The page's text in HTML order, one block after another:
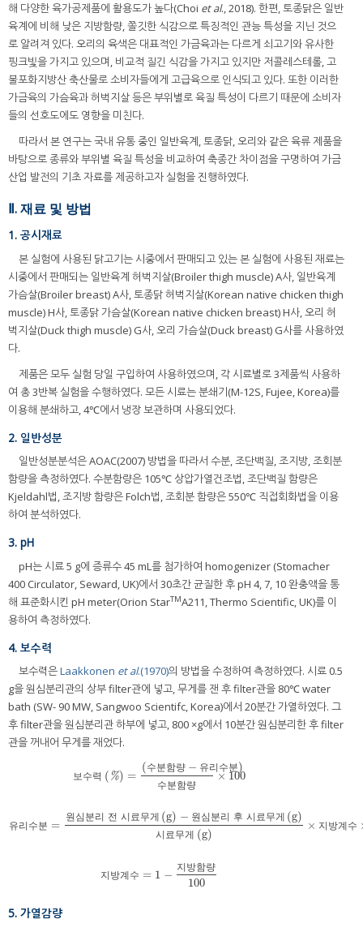
해 다양한 육가공제품에 활용도가 높다(Choi et al., 2018). 한편, 토종닭은 일반
육계에 비해 낮은 지방함량, 쫄깃한 식감으로 특징적인 관능 특성을 지닌 것으
로 알려져 있다. 오리의 육색은 대표적인 가금육과는 다르게 쇠고기와 유사한
핑크빛을 가지고 있으며, 비교적 질긴 식감을 가지고 있지만 저콜레스테롤, 고
불포화지방산 축산물로 소비자들에게 고급육으로 인식되고 있다. 또한 이러한
가금육의 가슴육과 허벅지살 등은 부위별로 육질 특성이 다르기 때문에 소비자
들의 선호도에도 영향을 미친다.
따라서 본 연구는 국내 유통 중인 일반육계, 토종닭, 오리와 같은 육류 제품을
바탕으로 종류와 부위별 육질 특성을 비교하여 축종간 차이점을 구명하여 가금
산업 발전의 기초 자료를 제공하고자 실험을 진행하였다.
Ⅱ. 재료 및 방법
1. 공시재료
본 실험에 사용된 닭고기는 시중에서 판매되고 있는 본 실험에 사용된 재료는
시중에서 판매되는 일반육계 허벅지살(Broiler thigh muscle) A사, 일반육계
가슴살(Broiler breast) A사, 토종닭 허벅지살(Korean native chicken thigh
muscle) H사, 토종닭 가슴살(Korean native chicken breast) H사, 오리 허
벅지살(Duck thigh muscle) G사, 오리 가슴살(Duck breast) G사를 사용하였
다.
제품은 모두 실험 당일 구입하여 사용하였으며, 각 시료별로 3제품씩 사용하
여 총 3반복 실험을 수행하였다. 모든 시료는 분쇄기(M-12S, Fujee, Korea)를
이용해 분쇄하고, 4℃에서 냉장 보관하며 사용되었다.
2. 일반성분
일반성분분석은 AOAC(2007) 방법을 따라서 수분, 조단백질, 조지방, 조회분
함량을 측정하였다. 수분함량은 105℃ 상압가열건조법, 조단백질 함량은
Kjeldahl법, 조지방 함량은 Folch법, 조회분 함량은 550℃ 직접회화법을 이용
하여 분석하였다.
3. pH
pH는 시료 5 g에 증류수 45 mL를 첨가하여 homogenizer (Stomacher
400 Circulator, Seward, UK)에서 30초간 균질한 후 pH 4, 7, 10 완충액을 통
해 표준화시킨 pH meter(Orion StarTMA211, Thermo Scientific, UK)를 이
용하여 측정하였다.
4. 보수력
보수력은Laakkonen et al.(1970)의 방법을 수정하여 측정하였다. 시료 0.5
g을 원심분리관의 상부 filter관에 넣고, 무게를 잰 후 filter관을 80℃ water
bath (SW- 90 MW, Sangwoo Scientifc, Korea)에서 20분간 가열하였다. 그
후 filter관을 원심분리관 하부에 넣고, 800 ×g에서 10분간 원심분리한 후 filter
관을 꺼내어 무게를 재었다.
보수력 ( %) =
(수분함량 − 유리 수분)
수분함량
× 100
보수력( % )=(수분함량−유리수분)수분함량×100
유리 수분 =
원 심 분리 전 시 료무게 (g) − 원 심 분리 후 시 료무게 (g)
시 료무게 (g)
× 지 방계 수
유리수분 =원심분리 전 시료무게(g)−원심분리 후 시료무게(g)시료무게(g )× 지방계수×
지 방계 수 = 1 −
지 방함량
100
지방계수 =1 −지방함량100
5. 가열감량